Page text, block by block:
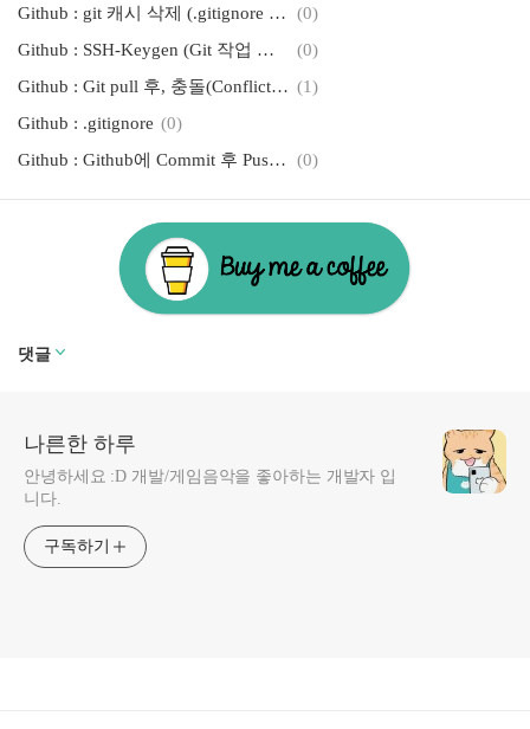
Github : git 캐시 삭제 (.gitignore 적용 안될 시)
(0)
Github : SSH-Keygen (Git 작업 시 계정정보를 영구적으로 되묻지 않음.)
(0)
Github : Git pull 후, 충돌(Conflict) 발생 시 (1)
Github : .gitignore (0)
Github : Github에 Commit 후 Push 시 나타나는 이슈
(0)
댓글
나른한 하루
안녕하세요 :D 개발/게임음악을 좋아하는 개발자 입
니다.
구독하기